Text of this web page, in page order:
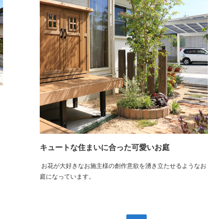
キュートな住まいに合った可愛いお庭
お花が大好きなお施主様の創作意欲を湧き立たせるようなお
庭になっています。